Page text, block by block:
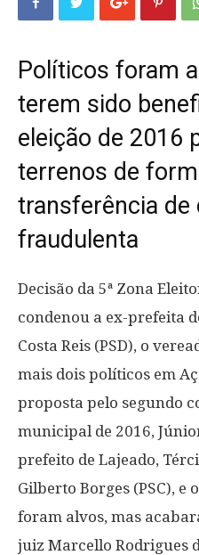
Políticos foram
terem sido
eleição de 2016
terrenos de
transferência de
fraudulenta
Decisão da 5ª Zona
condenou a ex-prefeita
Costa Reis (PSD), o
mais dois políticos em
proposta pelo segundo
municipal de 2016,
prefeito de Lajeado,
Gilberto Borges (PSC),
foram alvos, mas
juiz Marcello Rodrigues